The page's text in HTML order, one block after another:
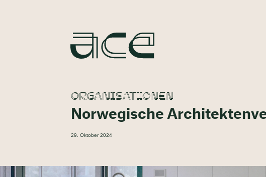
ORGANISATIONEN
Norwegische
29. Oktober 2024